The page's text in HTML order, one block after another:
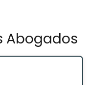
Abogados